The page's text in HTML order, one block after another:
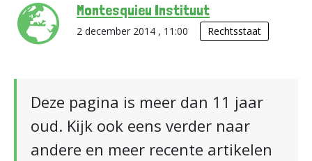
Montesquieu Instituut
2 december 2014 , 11:00 Rechtsstaat
Deze pagina is meer dan 11 jaar
oud. Kijk ook eens verder naar
andere en meer recente artikelen